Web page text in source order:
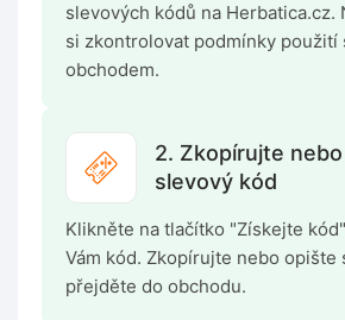
slevových kódů na Herbatica.cz.
si zkontrolovat podmínky použití
obchodem.
2. Zkopírujte
slevový kód
Klikněte na tlačítko "Získejte
Vám kód. Zkopírujte nebo opište
přejděte do obchodu.